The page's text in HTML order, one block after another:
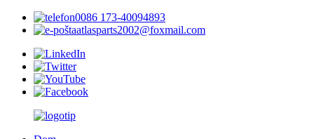
0086 173-40094893
atlasparts2002@foxmail.com